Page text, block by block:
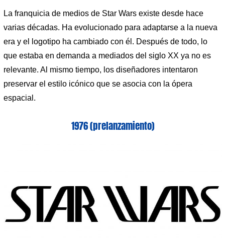
La franquicia de medios de Star Wars existe desde hace
varias décadas. Ha evolucionado para adaptarse a la nueva
era y el logotipo ha cambiado con él. Después de todo, lo
que estaba en demanda a mediados del siglo XX ya no es
relevante. Al mismo tiempo, los diseñadores intentaron
preservar el estilo icónico que se asocia con la ópera
espacial.
1976 (prelanzamiento)